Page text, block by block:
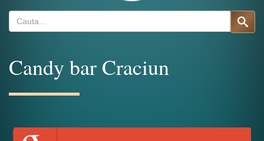
Candy bar Craciun